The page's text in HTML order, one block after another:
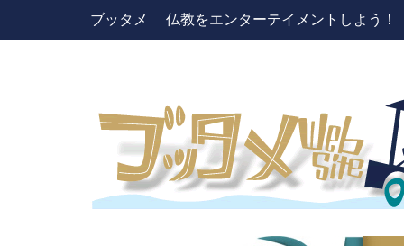
ブッタメ 仏教をエンターテイメントしよう